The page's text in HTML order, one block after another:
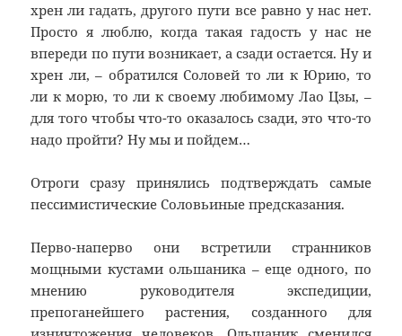
хрен ли гадать, другого пути все равно у нас нет.
Просто я люблю, когда такая гадость у нас не
впереди по пути возникает, а сзади остается. Ну и
хрен ли, – обратился Соловей то ли к Юрию, то
ли к морю, то ли к своему любимому Лао Цзы, –
для того чтобы что-то оказалось сзади, это что-то
надо пройти? Ну мы и пойдем…
Отроги сразу принялись подтверждать самые
пессимистические Соловьиные предсказания.
Перво-наперво они встретили странников
мощными кустами ольшаника – еще одного, по
мнению руководителя экспедиции,
препоганейшего растения, созданного для